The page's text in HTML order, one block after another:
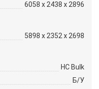
6058 x 2438 x 2896
5898 x 2352 x 2698
HC Bulk
Б/У